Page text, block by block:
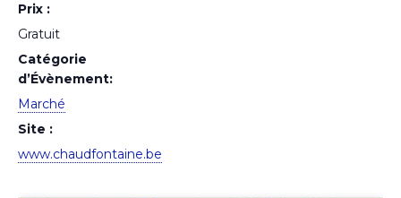
Prix :
Gratuit
Catégorie
d’Évènement:
Marché
Site :
www.chaudfontaine.be